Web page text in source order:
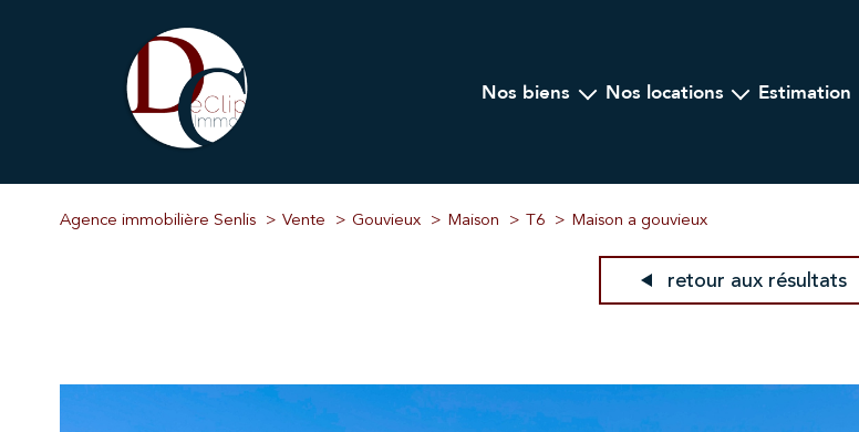
nos biens
Programme Neuf
Immobilier Professionnel
nos locations
Locations saisonnières
estimation
Agence immobilière Senlis Vente Gouvieux Maison T6 Maison a gouvieux
retour aux résultats